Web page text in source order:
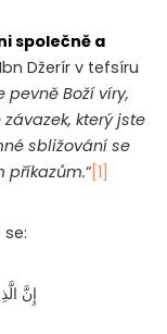
společně a
Džerír v tefsíru
pevně Boží víry,
který jste
sbližování se
příkazům.“ [1]
إِنَّ